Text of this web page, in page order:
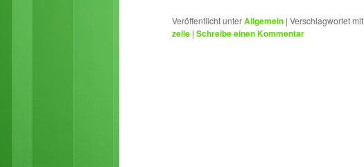
Veröffentlicht unterAllgemein | Verschlagwortet mit
zeile | Schreibe einen Kommentar